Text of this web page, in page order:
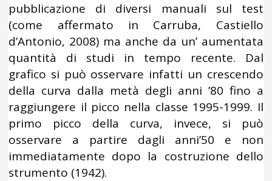
pubblicazione di diversi manuali sul test
(come affermato in Carruba, Castiello
d’Antonio, 2008) ma anche da un’ aumentata
quantità di studi in tempo recente. Dal
grafico si può osservare infatti un crescendo
della curva dalla metà degli anni ’80 fino a
raggiungere il picco nella classe 1995-1999. Il
primo picco della curva, invece, si può
osservare a partire dagli anni’50 e non
immediatamente dopo la costruzione dello
strumento (1942).